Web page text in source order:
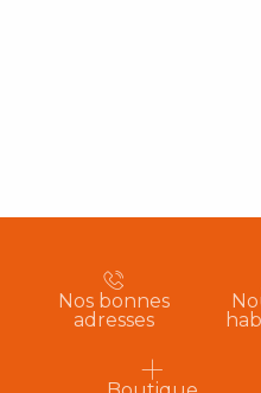
Nos bonnes
adresses